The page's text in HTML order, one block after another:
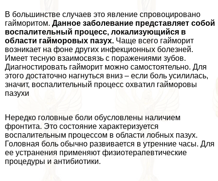
В большинстве случаев это явление спровоцировано
гайморитом. Данное заболевание представляет собой
воспалительный процесс, локализующийся в
области гайморовых пазух. Чаще всего гайморит
возникает на фоне других инфекционных болезней.
Имеет тесную взаимосвязь с поражениями зубов.
Диагностировать гайморит можно самостоятельно. Для
этого достаточно нагнуться вниз – если боль усилилась,
значит, воспалительный процесс охватил гайморовы
пазухи
Нередко головные боли обусловлены наличием
фронтита. Это состояние хаpaктеризуется
воспалительным процессом в области лобных пазух.
Головная боль обычно развивается в утренние часы. Для
ее устранения применяют физиотерапевтические
процедуры и антибиотики.